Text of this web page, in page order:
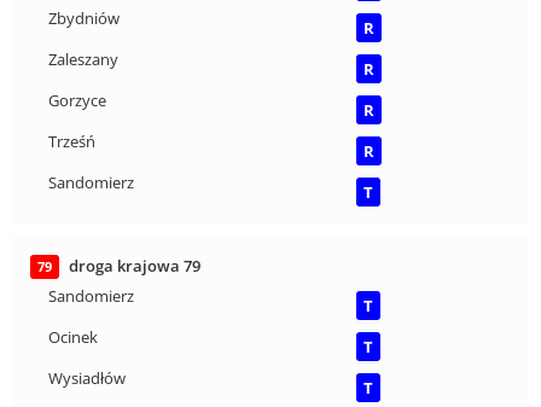
Zbydniów
R
Zaleszany
R
Gorzyce
R
Trześń
R
Sandomierz
T
79
droga krajowa 79
Sandomierz
T
Ocinek
T
Wysiadłów
T